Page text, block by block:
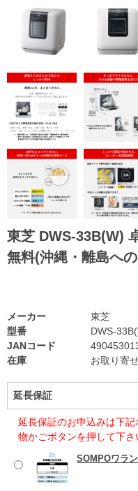
東芝 DWS-33B(W)
無料(沖縄・離島へ
型番
DWS-
JANコード
在庫
お取り寄
メーカー 東芝
延長保証
延長保証のお申込みは下
物かごボタンを押して下さ
SOMPOワラ